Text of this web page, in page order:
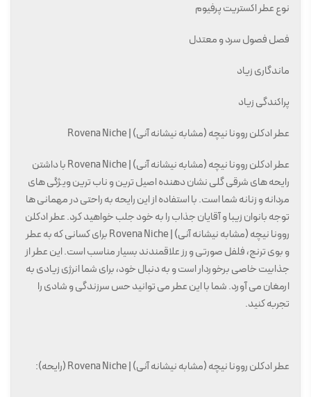
نوع عطر اکستریت پرفیوم
فصل فصول سرد و معتدل
ماندگاری زیاد
پراکندگی زیاد
عطر ادکلن روونا نیچه (مشابه نیشانه آنی) | Rovena Niche
عطر ادکلن روونا نیچه (مشابه نیشانه آنی) | Rovena Niche با داشتن
رایحه های شرقی گلی نشان دهنده اصیل ترین و ناب ترین ویژگی های
مردانه و زنانه شما است. با استفاده از این رایحه به راحتی در مهمانی ها
توجه بانوان زیبا و آقایان جذاب را به خود جلب خواهید کرد. عطر ادکلن
روونا نیچه (مشابه نیشانه آنی) | Rovena Niche برای کسانی که به عطر
و بوی ترنج، فلفل صورتی و رز علاقمندند بسیار مناسب است. این عطر از
جذابیت خاصی برخوردار است و به دنبال خود، برای شما انرژی زیادی به
ارمغان می آورد. شما با این عطر می توانید حس سرزندگی و شادی را
تجربه کنید.
عطر ادکلن روونا نیچه (مشابه نیشانه آنی) | Rovena Niche (رایحه):